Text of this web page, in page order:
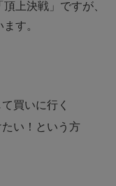
上決戦」ですが、
す。
買いに行く
い！という方